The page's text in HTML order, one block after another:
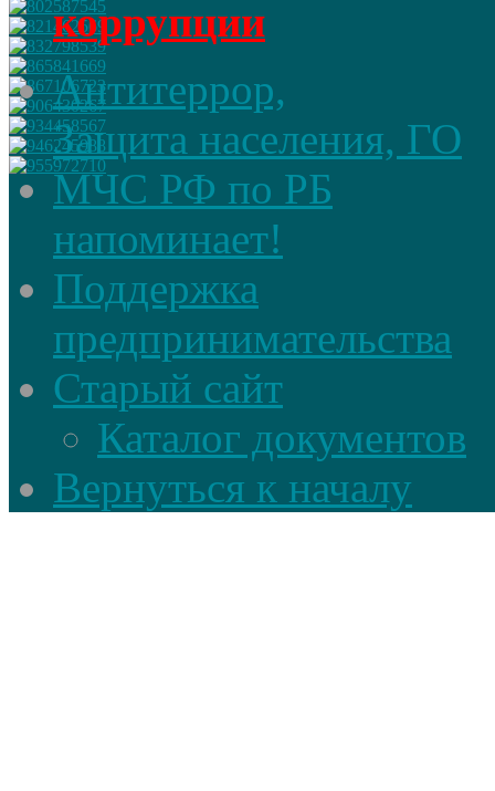
коррупции
Антитеррор,
Защита населения, ГО
МЧС РФ по РБ
напоминает!
Поддержка
предпринимательства
Старый сайт
Каталог документов
Вернуться к началу